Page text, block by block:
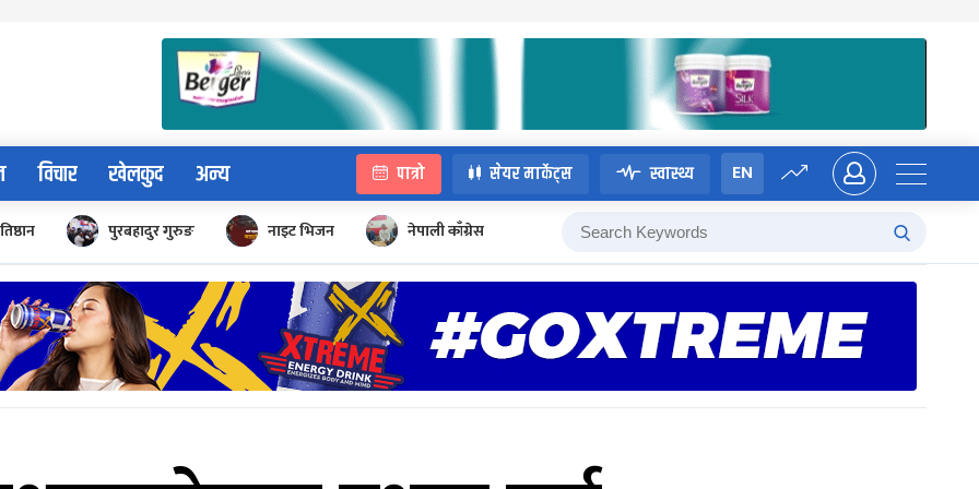
विचार खेलकुद अन्य पात्रो सेयर मार्केट्स स्वास्थ्य EN
पुरबहादुर गुरुङ नाइट भिजन नेपाली काँग्रेस